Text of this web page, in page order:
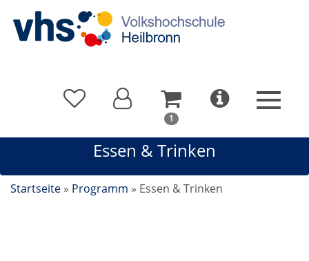
1 In
Warenkorb
sich
1
Essen & Trinken
Startseite » Programm » Essen & Trinken